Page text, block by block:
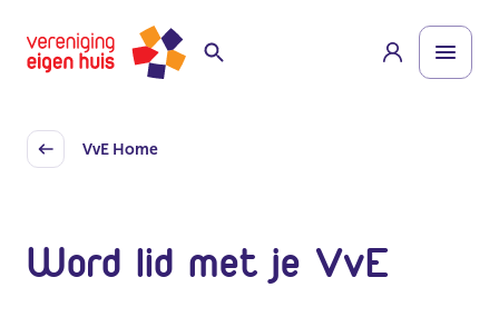
naar
hoofdinhoud
Homepage
Back
VvE Home
Word lid met je VvE